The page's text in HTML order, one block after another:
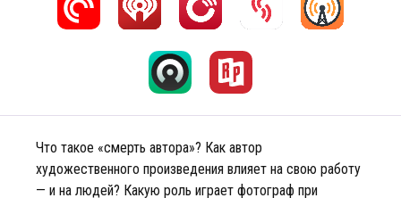
Что такое «смерть автора»? Как автор
художественного произведения влияет на свою работу
— и на людей? Какую роль играет фотограф при